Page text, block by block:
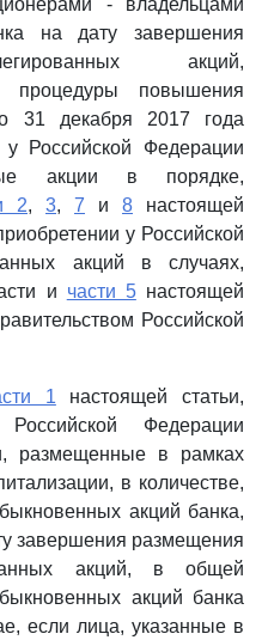
- владельцами
на дату завершения
акций,
повышения
31 декабря 2017 года
у Российской Федерации
акции в порядке,
2, 3, 7 и 8 настоящей
у Российской
акций в случаях,
и части 5настоящей
Российской
1 настоящей статьи,
Федерации
размещенные в рамках
в количестве,
акций банка,
завершения размещения
акций, в общей
акций банка
если лица, указанные в